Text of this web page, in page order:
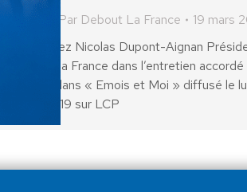
Par Debout La France
19 mars
Retrouvez Nicolas Dupont-Aignan
Debout la France dans l’entretien
Becker dans « Emois et Moi » diffusé le
mars 2019 sur LCP